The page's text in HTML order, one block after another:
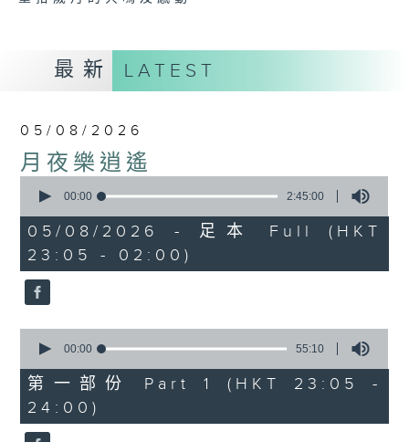
最新 LATEST
05/08/2026
月夜樂逍遙
seconds
2
hours,
45
minutes,
0
seconds
00:00 2:45:00
05/08/2026 - 足本 Full (HKT
23:05 - 02:00)
seconds
55
minutes,
10
seconds
00:00 55:10
第一部份 Part 1 (HKT 23:05 -
24:00)